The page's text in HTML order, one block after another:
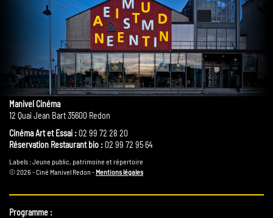
Manivel Cinéma
12 Quai Jean Bart 35600 Redon
Cinéma Art et Essai :02 99 72 28 20
Réservation Restaurant bio :02 99 72 95 64
Labels : Jeune public, patrimoine et répertoire
© 2026 - Ciné Manivel Redon - Mentions légales
Programme